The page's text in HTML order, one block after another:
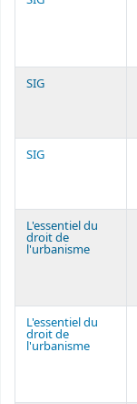
SIG
SIG
L'essentiel du
droit de
l'urbanisme
L'essentiel du
droit de
l'urbanisme